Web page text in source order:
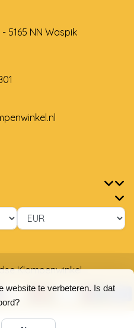
website te verbeteren. Is dat
5165 NN Waspik
Klompenwinkel